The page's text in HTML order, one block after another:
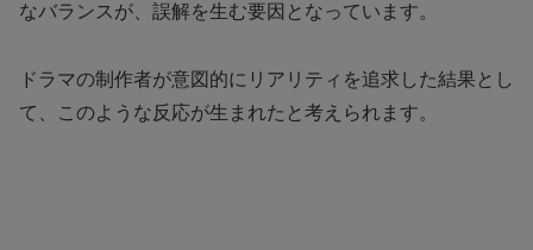
なバランスが、誤解を生む要因となっています。
ドラマの制作者が意図的にリアリティを追求した結果とし
て、このような反応が生まれたと考えられます。